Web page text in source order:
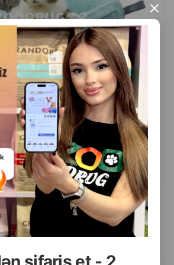
×
Цена
Купить
119.99
КУПИТЬ
бренда